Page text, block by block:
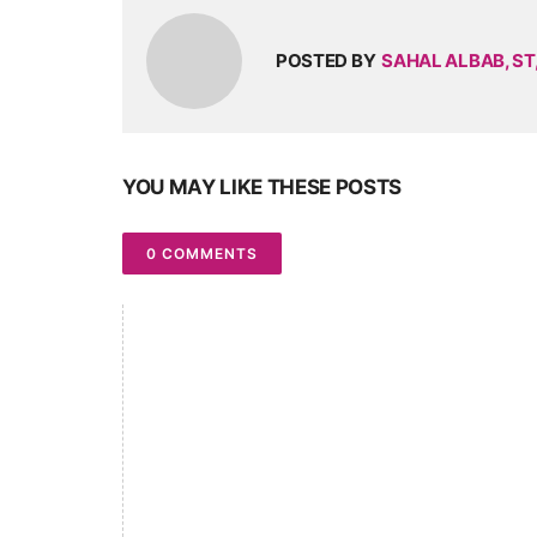
POSTED BY SAHAL ALBAB,
YOU MAY LIKE THESE POSTS
0 COMMENTS